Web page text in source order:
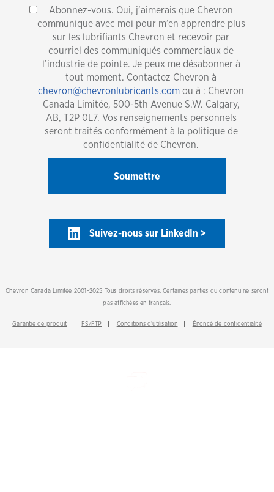
Abonnez-vous. Oui, j’aimerais que Chevron
communique avec moi pour m’en apprendre plus
sur les lubrifiants Chevron et recevoir par
courriel des communiqués commerciaux de
l’industrie de pointe. Je peux me désabonner à
tout moment. Contactez Chevron à
chevron@chevronlubricants.com ou à : Chevron
Canada Limitée, 500-5th Avenue S.W. Calgary,
AB, T2P 0L7. Vos renseignements personnels
seront traités conformément à la politique de
confidentialité de Chevron.
Suivez-nous sur LinkedIn >
Chevron Canada Limitée 2001-2025 Tous droits réservés. Certaines parties du contenu ne seront
pas affichées en français.
Garantie de produit FS/FTP Conditions d’utilisation Énoncé de confidentialité